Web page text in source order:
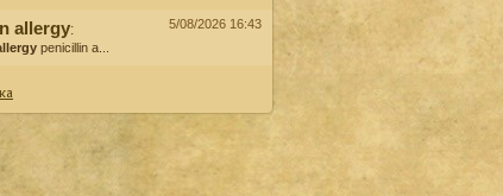
allergy:
penicillin a...
5/08/2026 16:43